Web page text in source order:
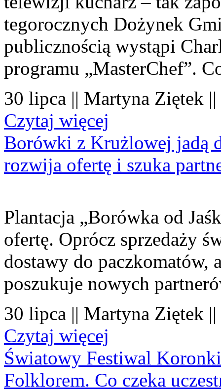
tegorocznych Dożynek
publicznością wystąpi
programu „MasterChef”.
30 lipca || Martyna Ziętek
Czytaj więcej
Borówki z Krużlowej jadą
rozwija ofertę i szuka
Plantacja „Borówka od
ofertę. Oprócz sprzedaży
dostawy do paczkomatów,
poszukuje nowych
30 lipca || Martyna Ziętek
Czytaj więcej
Światowy Festiwal
Folklorem. Co czeka